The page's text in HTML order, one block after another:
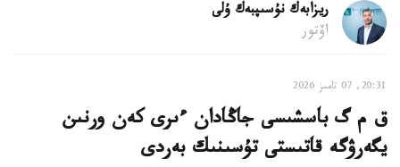
ريزابەك نۇسىپبەك ۇلى
اۆتور
20:31, 07 تامىز 2026
ق م گ باسشىسى جاڭادان ءىرى كەن ورنىن
يگەرۋگە قاتىستى تۇسىنىك بەردى